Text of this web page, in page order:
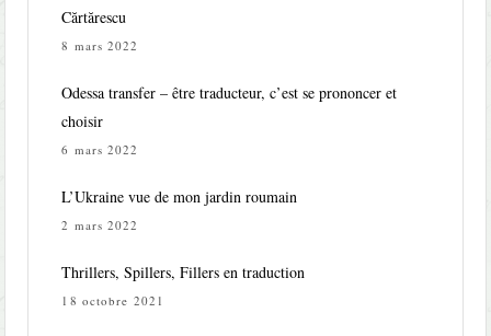
Cărtărescu
8 mars 2022
Odessa transfer – être traducteur, c’est se prononcer et
choisir
6 mars 2022
L’Ukraine vue de mon jardin roumain
2 mars 2022
Thrillers, Spillers, Fillers en traduction
18 octobre 2021